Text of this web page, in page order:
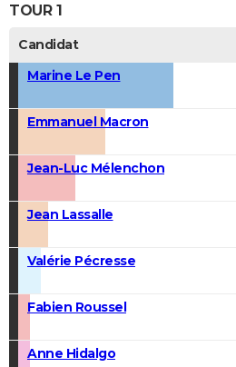
TOUR 1
Candidat
Marine Le Pen
Emmanuel Macron
Jean-Luc Mélenchon
Jean Lassalle
Valérie Pécresse
Fabien Roussel
Anne Hidalgo